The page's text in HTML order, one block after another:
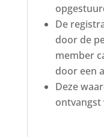
De
door de
member
door een
Deze
ontvangst